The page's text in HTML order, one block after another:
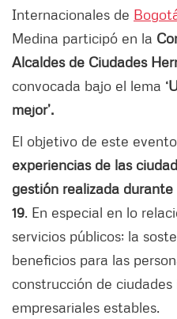
Internacionales de
Medina participó en la
Alcaldes de Ciudades
convocada bajo el lema
mejor’.
El objetivo de este
experiencias de las
gestión realizada
19. En especial en lo
servicios públicos; la
beneficios para las
construcción de
empresariales estables.